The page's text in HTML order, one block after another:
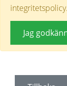
integritetspolicy.
Jag